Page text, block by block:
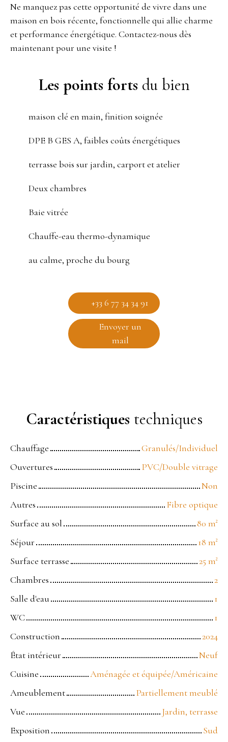
Ne manquez pas cette opportunité de vivre dans une
maison en bois récente, fonctionnelle qui allie charme
et performance énergétique. Contactez-nous dès
maintenant pour une visite !
Les points forts du bien
maison clé en main, finition soignée
DPE B GES A, faibles coûts énergétiques
terrasse bois sur jardin, carport et atelier
Deux chambres
Baie vitrée
Chauffe-eau thermo-dynamique
au calme, proche du bourg
+33 6 77 34 34 91
Envoyer un
mail
Caractéristiques techniques
Chauffage
Granulés/Individuel
Ouvertures
PVC/Double vitrage
Piscine
Non
Autres
Fibre optique
Surface au sol
80 m²
Séjour
18 m²
Surface terrasse
25 m²
Chambres
2
Salle d'eau
1
WC
1
Construction
2024
État intérieur
Neuf
Cuisine
Aménagée et équipée/Américaine
Ameublement
Partiellement meublé
Vue
Jardin, terrasse
Exposition
Sud